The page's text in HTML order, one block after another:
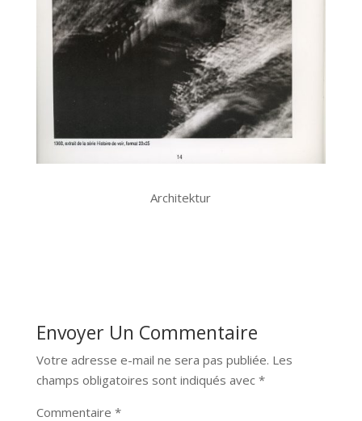
Architektur
Envoyer Un Commentaire
Votre adresse e-mail ne sera pas publiée. Les
champs obligatoires sont indiqués avec *
Commentaire *